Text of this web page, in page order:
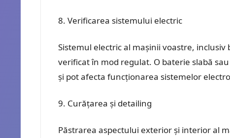
Verificarea sistemului electric
Sistemul electric al mașinii voastre,
verificat în mod regulat. O baterie slabă
și pot afecta funcționarea sistemelor
Curățarea și detailing
Păstrarea aspectului exterior și interior al